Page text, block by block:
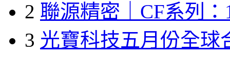
2 聯源精密｜CF系列：
3 光寶科技五月份全球